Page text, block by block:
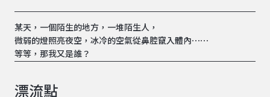
某天，一個陌生的地方，一堆陌生人，
微弱的燈照亮夜空，冰冷的空氣從鼻腔竄入體內⋯⋯
等等，那我又是誰？
漂流點